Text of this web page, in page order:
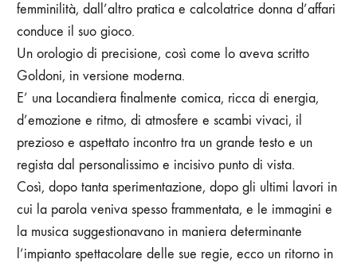
femminilità, dall’altro pratica e calcolatrice donna d’affari
conduce il suo gioco.
Un orologio di precisione, così come lo aveva scritto
Goldoni, in versione moderna.
E’ una Locandiera finalmente comica, ricca di energia,
d’emozione e ritmo, di atmosfere e scambi vivaci, il
prezioso e aspettato incontro tra un grande testo e un
regista dal personalissimo e incisivo punto di vista.
Così, dopo tanta sperimentazione, dopo gli ultimi lavori in
cui la parola veniva spesso frammentata, e le immagini e
la musica suggestionavano in maniera determinante
l’impianto spettacolare delle sue regie, ecco un ritorno in